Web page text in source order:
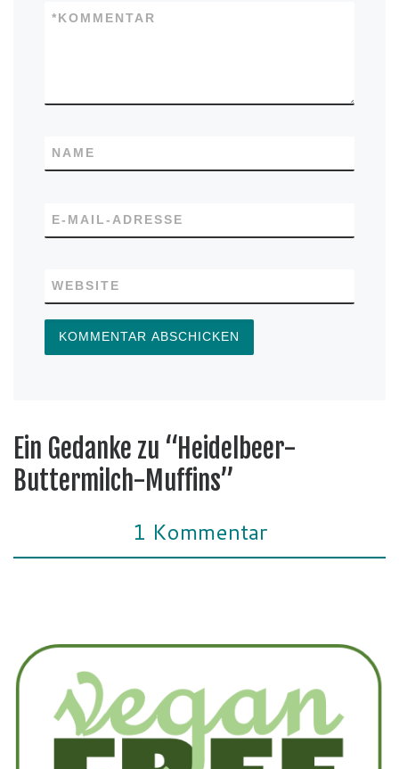
KOMMENTAR
*
NAME
E-MAIL-ADRESSE
WEBSITE
Ein Gedanke zu “Heidelbeer-
Buttermilch-Muffins”
1 Kommentar